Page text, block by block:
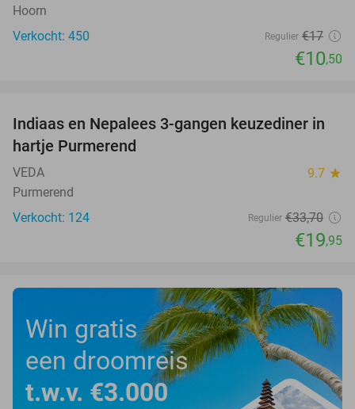
Hoorn
Verkocht: 450
Regulier €17
€10,50
41%
Indiaas en Nepalees 3-gangen keuzediner in
hartje Purmerend
VEDA 9.7 star
Purmerend
Verkocht: 124
Regulier €33,70
€19,95
Win gratis
een droomreis
t.w.v. €3.000